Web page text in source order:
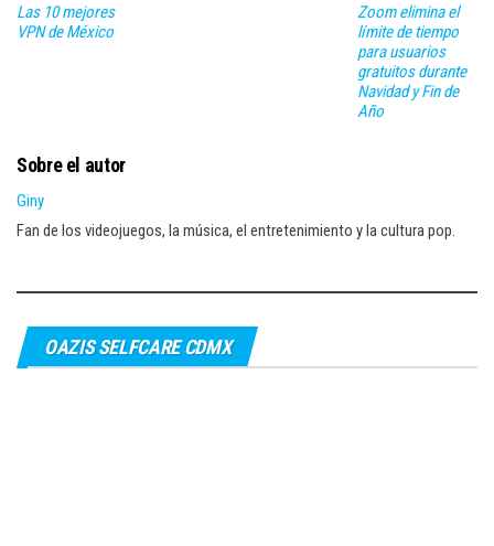
Las 10 mejores
VPN de México
Zoom elimina el
límite de tiempo
para usuarios
gratuitos durante
Navidad y Fin de
Año
Sobre el autor
Giny
Fan de los videojuegos, la música, el entretenimiento y la cultura pop.
OAZIS SELFCARE CDMX